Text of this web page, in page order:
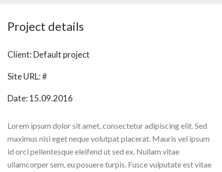
Project details
Client: Default project
Site URL:#
Date: 15.09.2016
Lorem ipsum dolor sit amet, consectetur adipiscing elit. Sed
maximus nisi eget neque volutpat placerat. Mauris vel ipsum
id orci pellentesque eleifend ut sed ex. Nullam vitae
ullamcorper sem, eu posuere turpis. Fusce vulputate est vitae